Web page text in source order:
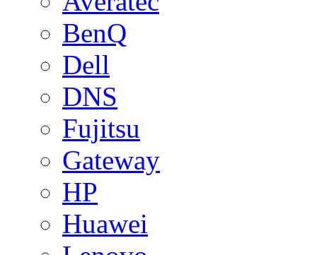
BenQ
Dell
DNS
Fujitsu
Gateway
HP
Huawei